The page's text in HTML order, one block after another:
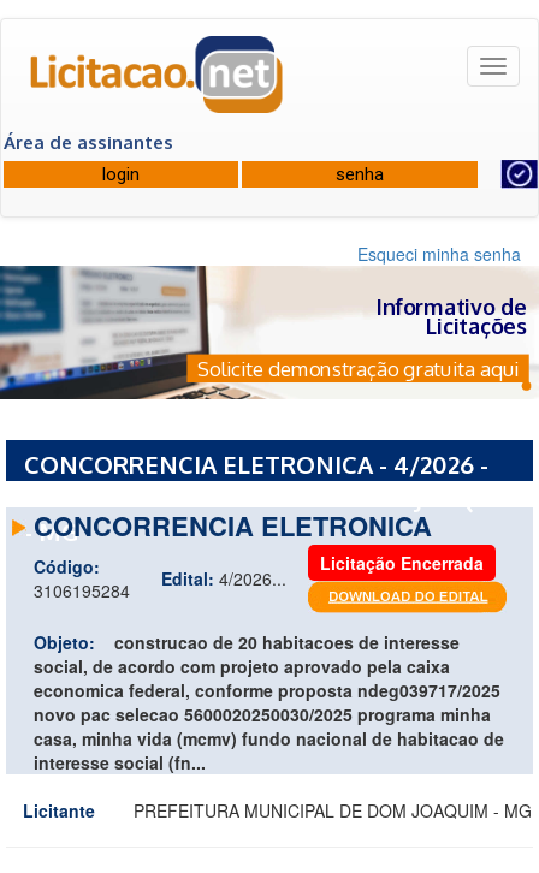
Área de assinantes
Esqueci minha senha
Informativo de
Licitações
Solicite demonstração gratuita aqui
CONCORRENCIA ELETRONICA - 4/2026 -
- MG
CONCORRENCIA ELETRONICA
Código:
3106195284
Edital: 4/2026...
Licitação Encerrada
Objeto:
construcao de 20 habitacoes de interesse
social, de acordo com projeto aprovado pela caixa
economica federal, conforme proposta ndeg039717/2025
novo pac selecao 5600020250030/2025 programa minha
casa, minha vida (mcmv) fundo nacional de habitacao de
interesse social (fn...
Licitante
PREFEITURA MUNICIPAL DE DOM JOAQUIM - MG